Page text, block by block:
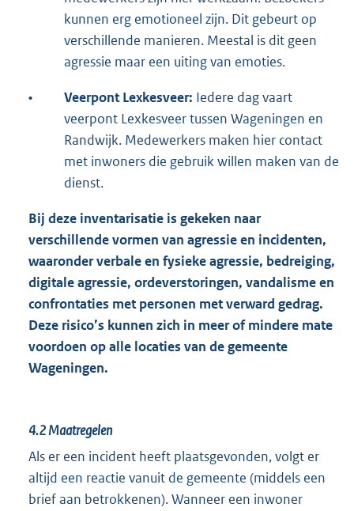
kunnen erg emotioneel zijn. Dit gebeurt op
verschillende manieren. Meestal is dit geen
agressie maar een uiting van emoties.
• Veerpont Lexkesveer: Iedere dag vaart
veerpont Lexkesveer tussen Wageningen en
Randwijk. Medewerkers maken hier contact
met inwoners die gebruik willen maken van de
dienst.
Bij deze inventarisatie is gekeken naar
verschillende vormen van agressie en incidenten,
waaronder verbale en fysieke agressie, bedreiging,
digitale agressie, ordeverstoringen, vandalisme en
confrontaties met personen met verward gedrag.
Deze risico’s kunnen zich in meer of mindere mate
voordoen op alle locaties van de gemeente
Wageningen.
4.2Maatregelen
Als er een incident heeft plaatsgevonden, volgt er
altijd een reactie vanuit de gemeente (middels een
brief aan betrokkenen). Wanneer een inwoner